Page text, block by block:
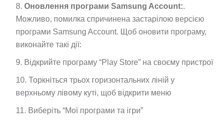
Оновлення програми Samsung Account:.
Можливо, помилка спричинена застарілою версією
програми Samsung Account. Щоб оновити програму,
виконайте такі дії:
Відкрийте програму “Play Store” на своєму пристрої
Торкніться трьох горизонтальних ліній у
верхньому лівому куті, щоб відкрити меню
Виберіть “Мої програми та ігри”